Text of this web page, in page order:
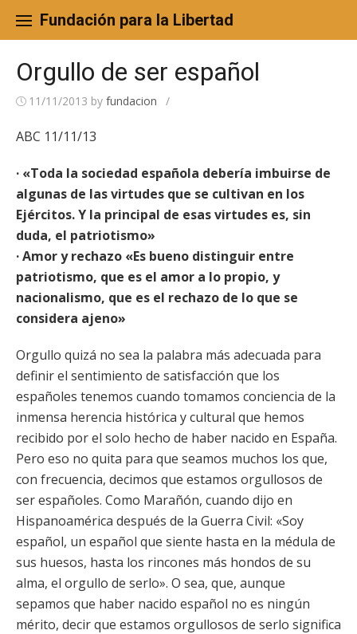
content
Fundación para la Libertad
Orgullo de ser español
11/11/2013 by fundacion /
ABC 11/11/13
· «Toda la sociedad española debería imbuirse de
algunas de las virtudes que se cultivan en los
Ejércitos. Y la principal de esas virtudes es, sin
duda, el patriotismo»
· Amor y rechazo «Es bueno distinguir entre
patriotismo, que es el amor a lo propio, y
nacionalismo, que es el rechazo de lo que se
considera ajeno»
Orgullo quizá no sea la palabra más adecuada para
definir el sentimiento de satisfacción que los
españoles tenemos cuando tomamos conciencia de la
inmensa herencia histórica y cultural que hemos
recibido por el solo hecho de haber nacido en España.
Pero eso no quita para que seamos muchos los que,
con frecuencia, decimos que estamos orgullosos de
ser españoles. Como Marañón, cuando dijo en
Hispanoamérica después de la Guerra Civil: «Soy
español, un español que siente hasta en la médula de
sus huesos, hasta los rincones más hondos de su
alma, el orgullo de serlo». O sea, que, aunque
sepamos que haber nacido español no es ningún
mérito, decir que estamos orgullosos de serlo significa